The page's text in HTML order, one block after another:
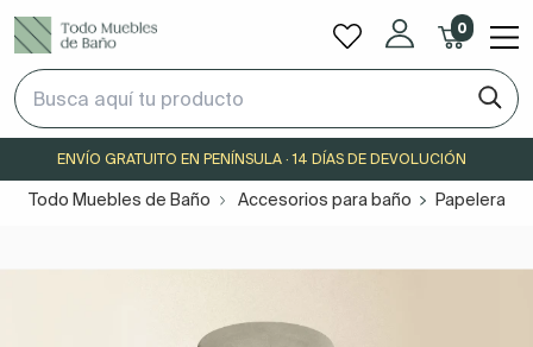
0
ENVÍO GRATUITO EN PENÍNSULA · 14 DÍAS DE DEVOLUCIÓN
Todo Muebles de Baño Accesorios para baño Papeleras